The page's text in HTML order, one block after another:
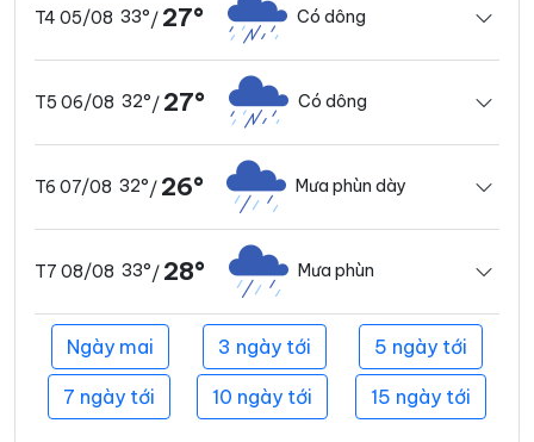
T4 05/08 33°/ 27° Có dông
T5 06/08 32°/ 27° Có dông
T6 07/08 32°/ 26° Mưa phùn dày
T7 08/08 33°/ 28° Mưa phùn
Ngày mai 3 ngày tới 5 ngày tới
7 ngày tới 10 ngày tới 15 ngày tới